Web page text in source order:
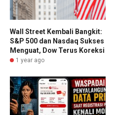
Wall Street Kembali Bangkit:
S&P 500 dan Nasdaq Sukses
Menguat, Dow Terus Koreksi
1 year ago